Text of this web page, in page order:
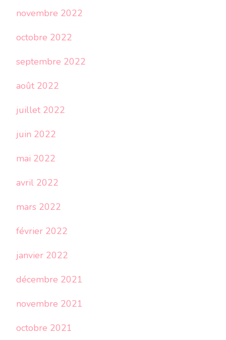
novembre 2022
octobre 2022
septembre 2022
août 2022
juillet 2022
juin 2022
mai 2022
avril 2022
mars 2022
février 2022
janvier 2022
décembre 2021
novembre 2021
octobre 2021